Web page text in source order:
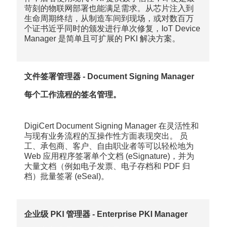
苛刻的物联网部署也能满足需求。从芯片注入到
生命周期终结，从制造车间到现场，或对数百万
个证书近乎同时的颁发进行单次修复，IoT Device
Manager 是简单且可扩展的 PKI 解决方案。
文件签署管理器 - Document Signing Manager
每个工作流程的签名管理。
DigiCert Document Signing Manager 在灵活性和
与现有业务流程的互操作性方面表现突出。 员
工、承包商、客户、自由职业者等可以轻松地为
Web 应用程序签署单个文档 (eSignature)，并为
大量文档（例如电子发票、电子存档和 PDF 归
档）批量签署 (eSeal)。
企业级 PKI 管理器 - Enterprise PKI Manager